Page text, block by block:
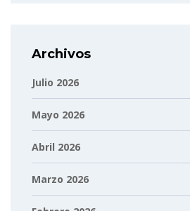
Archivos
Julio 2026
Mayo 2026
Abril 2026
Marzo 2026